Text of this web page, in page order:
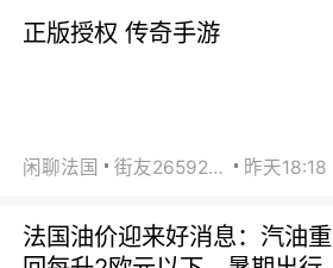
正版授权 传奇手游
闲聊法国 街友26592800 昨天18:18
法国油价迎来好消息：汽油重